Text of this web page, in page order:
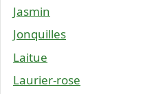
Jasmin
Jonquilles
Laitue
Laurier-rose